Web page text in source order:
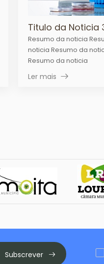
Titulo da Noticia
Resumo da noticia
noticia Resumo da
Resumo da noticia
Ler mais
Subscrever